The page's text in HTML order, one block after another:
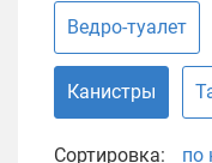
Ведро-туалет
Канистры
Сортировка: по